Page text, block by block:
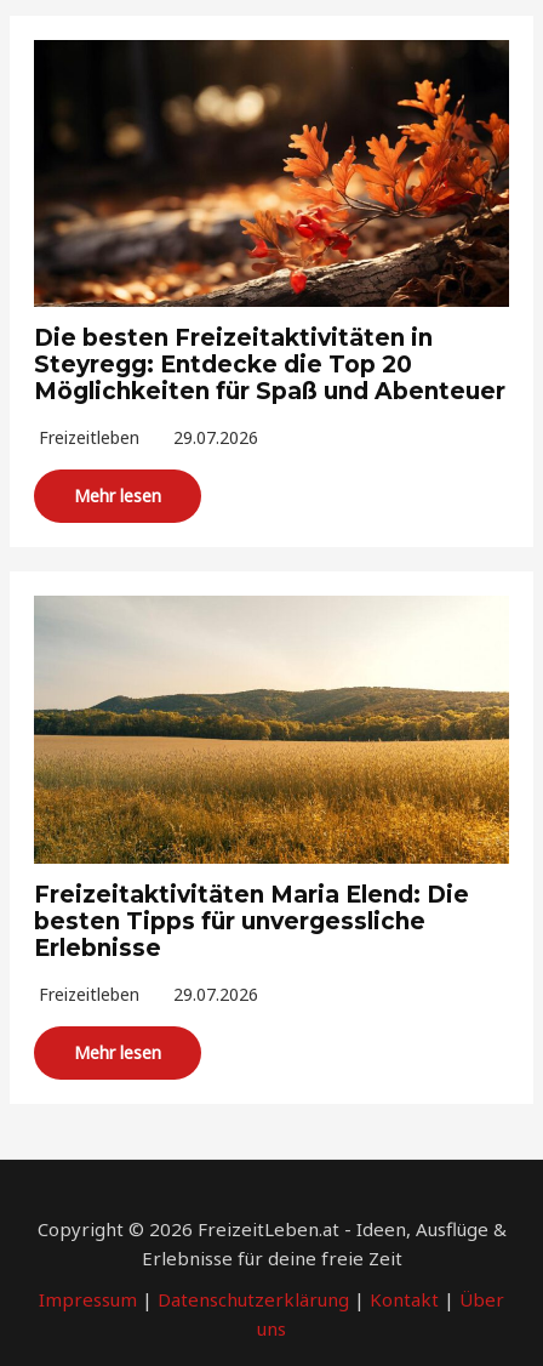
Die besten Freizeitaktivitäten in
Steyregg: Entdecke die Top 20
Möglichkeiten für Spaß und Abenteuer
Freizeitleben 29.07.2026
Mehr lesen
Freizeitaktivitäten Maria Elend: Die
besten Tipps für unvergessliche
Erlebnisse
Freizeitleben 29.07.2026
Mehr lesen
Copyright © 2026 FreizeitLeben.at - Ideen, Ausflüge &
Erlebnisse für deine freie Zeit
Impressum | Datenschutzerklärung | Kontakt | Über
uns